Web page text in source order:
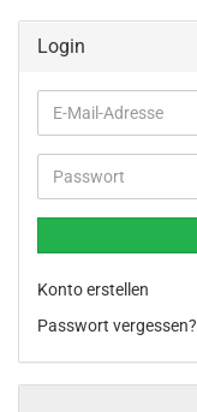
Login
E-
Mail-
Adresse
Passwort
Konto erstellen
Passwort vergessen?